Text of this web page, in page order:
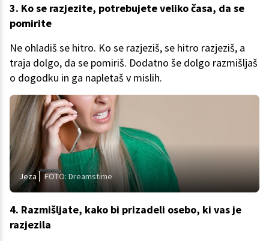
3. Ko se razjezite, potrebujete veliko časa, da se
pomirite
Ne ohladiš se hitro. Ko se razjeziš, se hitro razjeziš, a
traja dolgo, da se pomiriš. Dodatno še dolgo razmišljaš
o dogodku in ga napletaš v mislih.
Jeza FOTO: Dreamstime
4. Razmišljate, kako bi prizadeli osebo, ki vas je
razjezila